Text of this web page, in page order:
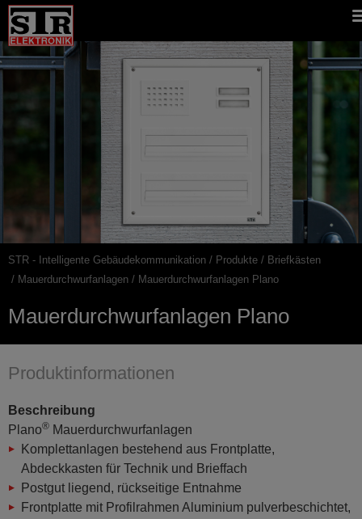
Gehe
direkt
zu:
STR
Website
Hauptnavigation
Pfadnavigation
STR - Intelligente Gebäudekommunikation Produkte
Briefkästen
Mauerdurchwurfanlagen
Mauerdurchwurfanlagen Plano
Mauerdurchwurfanlagen Plano
Produktinformationen
Beschreibung
Plano® Mauerdurchwurfanlagen
Komplettanlagen bestehend aus Frontplatte,
Abdeckkasten für Technik und Brieffach
Postgut liegend, rückseitige Entnahme
Frontplatte mit Profilrahmen Aluminium pulverbeschichtet,